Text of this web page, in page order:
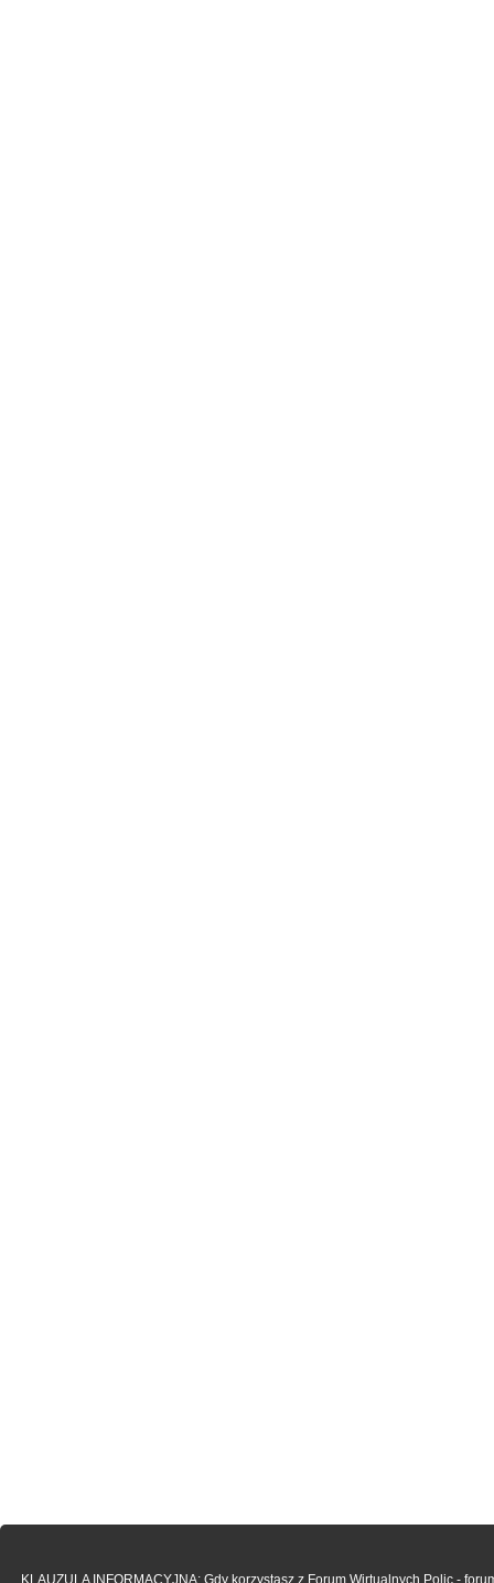
KLAUZULA INFORMACYJNA: Gdy korzystasz z Forum Wirtualnych Polic -